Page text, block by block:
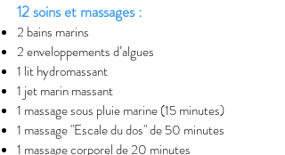
12 soins et massages :
2 bains marins
2 enveloppements d’algues
1 lit hydromassant
1 jet marin massant
1 massage sous pluie marine (15 minutes)
1 massage "Escale du dos" de 50 minutes
1 massage corporel de 20 minutes